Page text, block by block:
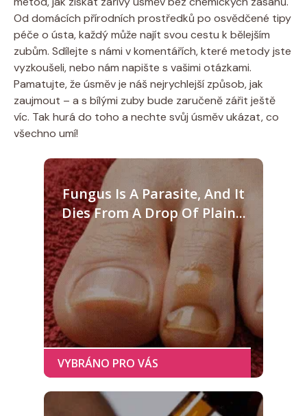
Od domácích přírodních prostředků po osvědčené tipy
péče o ústa, každý může najít svou cestu k bělejším
zubům. Sdílejte s námi v komentářích, které metody jste
vyzkoušeli, nebo nám napište s vašimi otázkami.
Pamatujte, že úsměv je náš nejrychlejší způsob, jak
zaujmout – a s bílými zuby bude zaručeně zářit ještě
víc. Tak hurá do toho a nechte svůj úsměv ukázat, co
všechno umí!
Fungus Is A Parasite, And It
Dies From A Drop Of Plain...